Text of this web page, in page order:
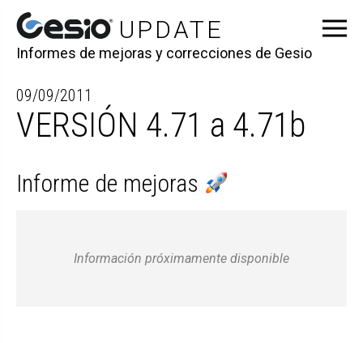
Informes de mejoras y correcciones de Gesio
09/09/2011
VERSIÓN 4.71 a 4.71b
Informe de mejoras
Información próximamente disponible